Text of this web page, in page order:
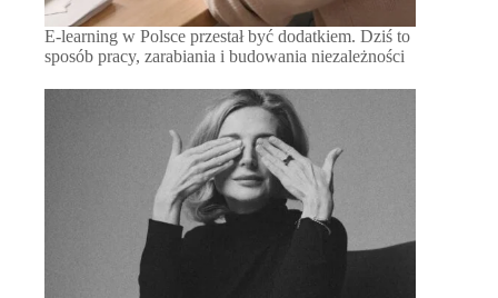
E-learning w Polsce przestał być dodatkiem. Dziś to
sposób pracy, zarabiania i budowania niezależności